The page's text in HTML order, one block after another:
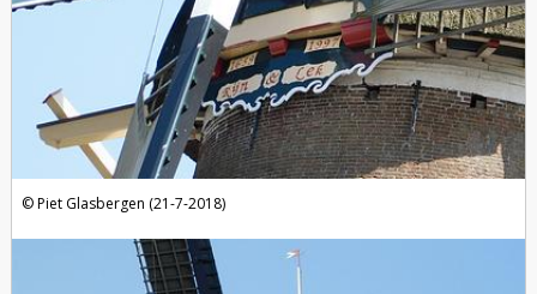
Piet Glasbergen (21-7-2018)